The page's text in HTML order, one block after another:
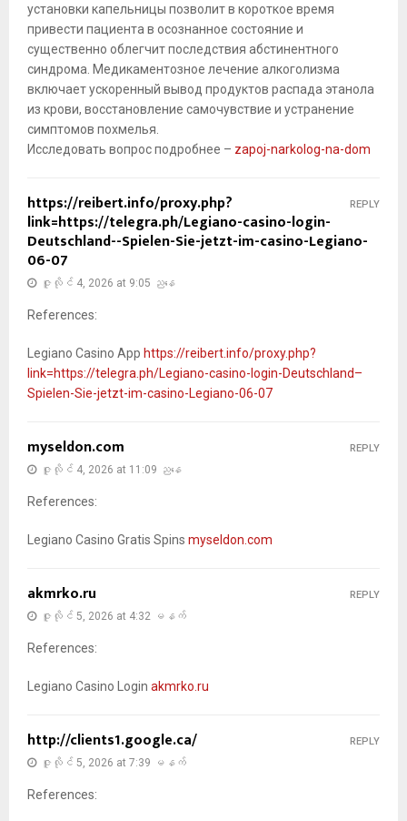
установки капельницы позволит в короткое время
привести пациента в осознанное состояние и
существенно облегчит последствия абстинентного
синдрома. Медикаментозное лечение алкоголизма
включает ускоренный вывод продуктов распада этанола
из крови, восстановление самочувствие и устранение
симптомов похмелья.
Исследовать вопрос подробнее – zapoj-narkolog-na-dom
https://reibert.info/proxy.php?
link=https://telegra.ph/Legiano-casino-login-
Deutschland--Spielen-Sie-jetzt-im-casino-Legiano-
06-07
ဇူလိုင် 4, 2026 at 9:05 ညနေ
References:
Legiano Casino App https://reibert.info/proxy.php?
link=https://telegra.ph/Legiano-casino-login-Deutschland–
Spielen-Sie-jetzt-im-casino-Legiano-06-07
REPLY
myseldon.com
ဇူလိုင် 4, 2026 at 11:09 ညနေ
References:
Legiano Casino Gratis Spins myseldon.com
REPLY
akmrko.ru
ဇူလိုင် 5, 2026 at 4:32 မနက်
References:
Legiano Casino Login akmrko.ru
REPLY
http://clients1.google.ca/
ဇူလိုင် 5, 2026 at 7:39 မနက်
References:
REPLY